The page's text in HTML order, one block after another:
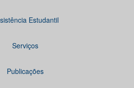
Estudantil
Serviços
Publicações